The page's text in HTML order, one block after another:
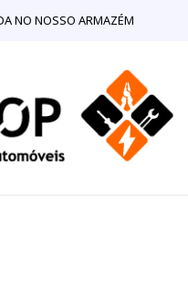
NO NOSSO ARMAZÉM
e Electrónico Centralinas